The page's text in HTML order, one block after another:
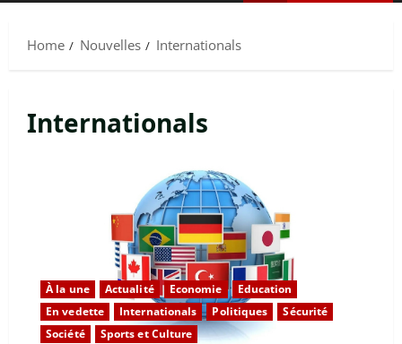
Home Nouvelles Internationals
Internationals
À la une Actualité Economie
Education
En vedette
Internationals Politiques
Sécurité
Société
Sports et Culture